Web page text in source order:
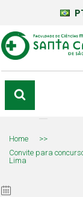
Home
>>
Convite para
Lima